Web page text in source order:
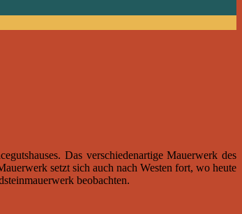
Das verschiedenartige Mauerwerk des
setzt sich auch nach Westen fort, wo heute
beobachten.